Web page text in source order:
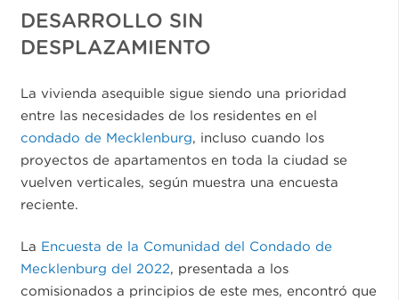
DESARROLLO SIN
DESPLAZAMIENTO
La vivienda asequible sigue siendo una prioridad
entre las necesidades de los residentes en el
condado de Mecklenburg , incluso cuando los
proyectos de apartamentos en toda la ciudad se
vuelven verticales, según muestra una encuesta
reciente.
La Encuesta de la Comunidad del Condado de
Mecklenburg del 2022, presentada a los
comisionados a principios de este mes, encontró que